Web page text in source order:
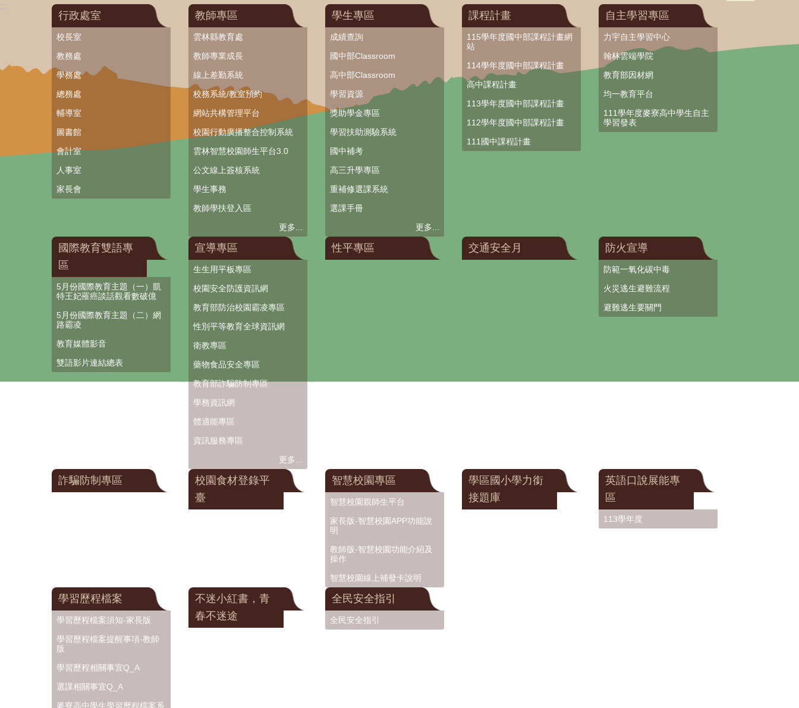
:::
行政處室
校長室
教務處
學務處
總務處
輔導室
圖書館
會計室
人事室
家長會
教師專區
雲林縣教育處
教師專業成長
線上差勤系統
校務系統/教室預約
網站共構管理平台
校園行動廣播整合控制系統
雲林智慧校園師生平台3.0
公文線上簽核系統
學生事務
教師學扶登入區
更多...
學生專區
成績查詢
國中部Classroom
高中部Classroom
學習資源
獎助學金專區
學習扶助測驗系統
國中補考
高三升學專區
重補修選課系統
選課手冊
更多...
課程計畫
115學年度國中部課程計畫網
站
114學年度國中部課程計畫
高中課程計畫
113學年度國中部課程計畫
112學年度國中部課程計畫
111國中課程計畫
自主學習專區
力宇自主學習中心
翰林雲端學院
教育部因材網
均一教育平台
111學年度麥寮高中學生自主
學習發表
國際教育雙語專
區
5月份國際教育主題（一）凱
特王妃罹癌談話觀看數破億
5月份國際教育主題（二）網
路霸凌
教育媒體影音
雙語影片連結總表
宣導專區
生生用平板專區
校園安全防護資訊網
教育部防治校園霸凌專區
性別平等教育全球資訊網
衛教專區
藥物食品安全專區
教育部詐騙防制專區
學務資訊網
體適能專區
資訊服務專區
更多...
性平專區 交通安全月 防火宣導
防範一氧化碳中毒
火災逃生避難流程
避難逃生要關門
詐騙防制專區
校園食材登錄平
臺
智慧校園專區
智慧校園親師生平台
家長版-智慧校園APP功能說
明
教師版-智慧校園功能介紹及
操作
智慧校園線上補發卡說明
學區國小學力銜
接題庫
英語口說展能專
區
113學年度
學習歷程檔案
學習歷程檔案須知-家長版
學習歷程檔案提醒事項-教師
版
學習歷程相關事宜Q_A
選課相關事宜Q_A
麥寮高中學生學習歷程檔案系
不迷小紅書，青
春不迷途
全民安全指引
全民安全指引